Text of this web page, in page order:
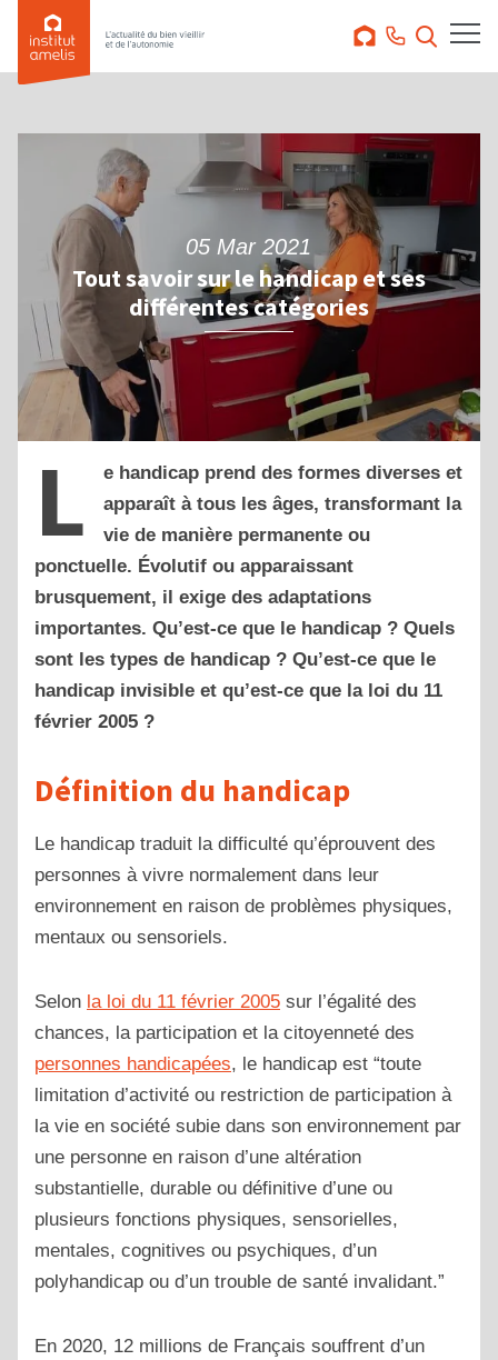
05 Mar 2021
Tout savoir sur le handicap et ses
différentes catégories
L
e handicap prend des formes diverses et
apparaît à tous les âges, transformant la
vie de manière permanente ou
ponctuelle. Évolutif ou apparaissant
brusquement, il exige des adaptations
importantes. Qu’est-ce que le handicap ? Quels
sont les types de handicap ? Qu’est-ce que le
handicap invisible et qu’est-ce que la loi du 11
février 2005 ?
Définition du handicap
Le handicap traduit la difficulté qu’éprouvent des
personnes à vivre normalement dans leur
environnement en raison de problèmes physiques,
mentaux ou sensoriels.
Selon la loi du 11 février 2005 sur l’égalité des
chances, la participation et la citoyenneté des
personnes handicapées, le handicap est “toute
limitation d’activité ou restriction de participation à
la vie en société subie dans son environnement par
une personne en raison d’une altération
substantielle, durable ou définitive d’une ou
plusieurs fonctions physiques, sensorielles,
mentales, cognitives ou psychiques, d’un
polyhandicap ou d’un trouble de santé invalidant.”
En 2020, 12 millions de Français souffrent d’un